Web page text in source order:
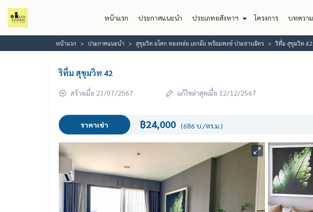
หน้าแรก ประกาศแนะนำ ประเภทอสังหาฯ โครงการ บทความ
หน้าแรก ประกาศแนะนำ สุขุมวิท อโศก ทองหล่อ เอกมัย พร้อมพงษ์ ประสานมิตร ริทึ่ม สุขุมวิท 42
ริทึ่ม สุขุมวิท 42
สร้างเมื่อ 23/07/2567 แก้ไขล่าสุดเมื่อ 12/12/2567
ราคาเช่า ฿24,000 (686 บ./ตร.ม.)